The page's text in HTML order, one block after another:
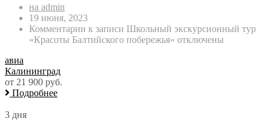
на admin
19 июня, 2023
Комментарии к записи Школьный экскурсионный тур
«Красоты Балтийского побережья» отключены
авиа
Калининград
от 21 900 руб.
Подробнее
3 дня